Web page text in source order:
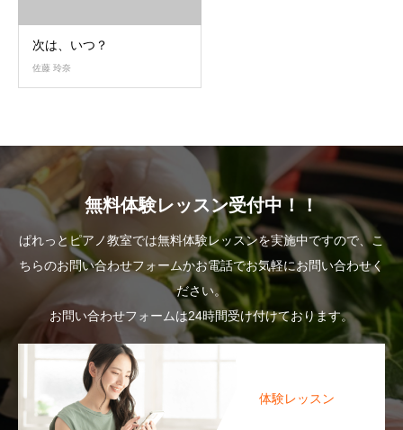
次は、いつ？
佐藤 玲奈
無料体験レッスン受付中！！
ぱれっとピアノ教室では無料体験レッスンを実施中ですので、こ
ちらのお問い合わせフォームかお電話でお気軽にお問い合わせく
ださい。
お問い合わせフォームは24時間受け付けております。
体験レッスン